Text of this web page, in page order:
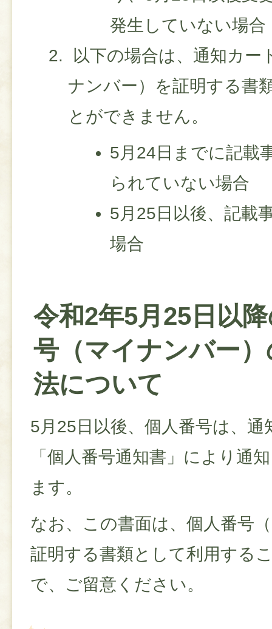
発生していない場合
以下の場合は、通知カー
ナンバー）を証明する書
とができません。
5月24日までに記載
られていない場合
5月25日以後、記載
場合
令和2年5月25日以
号（マイナンバー
法について
5月25日以後、個人番号は、
「個人番号通知書」により通
ます。
なお、この書面は、個人番号
証明する書類として利用する
で、ご留意ください。